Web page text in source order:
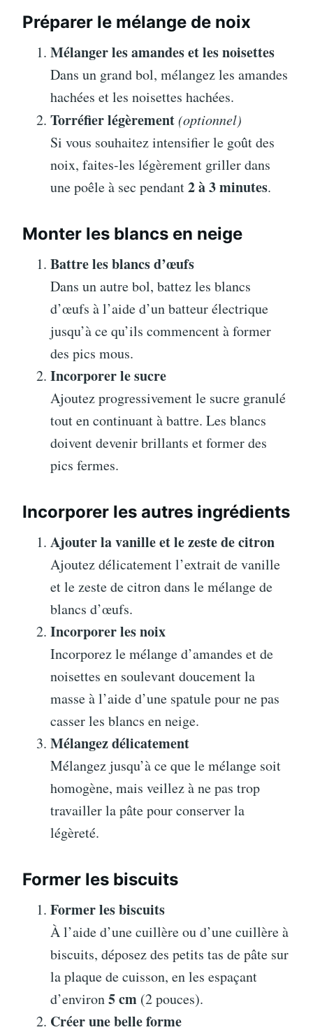
Préparer le mélange de noix
Mélanger les amandes et les noisettes
Dans un grand bol, mélangez les amandes
hachées et les noisettes hachées.
Torréfier légèrement(optionnel)
Si vous souhaitez intensifier le goût des
noix, faites-les légèrement griller dans
une poêle à sec pendant2 à 3 minutes.
Monter les blancs en neige
Battre les blancs d’œufs
Dans un autre bol, battez les blancs
d’œufs à l’aide d’un batteur électrique
jusqu’à ce qu’ils commencent à former
des pics mous.
Incorporer le sucre
Ajoutez progressivement le sucre granulé
tout en continuant à battre. Les blancs
doivent devenir brillants et former des
pics fermes.
Incorporer les autres ingrédients
Ajouter la vanille et le zeste de citron
Ajoutez délicatement l’extrait de vanille
et le zeste de citron dans le mélange de
blancs d’œufs.
Incorporer les noix
Incorporez le mélange d’amandes et de
noisettes en soulevant doucement la
masse à l’aide d’une spatule pour ne pas
casser les blancs en neige.
Mélangez délicatement
Mélangez jusqu’à ce que le mélange soit
homogène, mais veillez à ne pas trop
travailler la pâte pour conserver la
légèreté.
Former les biscuits
Former les biscuits
À l’aide d’une cuillère ou d’une cuillère à
biscuits, déposez des petits tas de pâte sur
la plaque de cuisson, en les espaçant
d’environ5 cm (2 pouces).
Créer une belle forme